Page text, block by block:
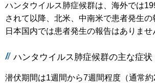
ハンタウイルス肺症候群は、海外では
されて以降、北米、中南米で患者発生の
日本国内では患者発生の報告はありませ
ハンタウイルス肺症候群の主な症状
潜伏期間は1週間から7週間程度（通常